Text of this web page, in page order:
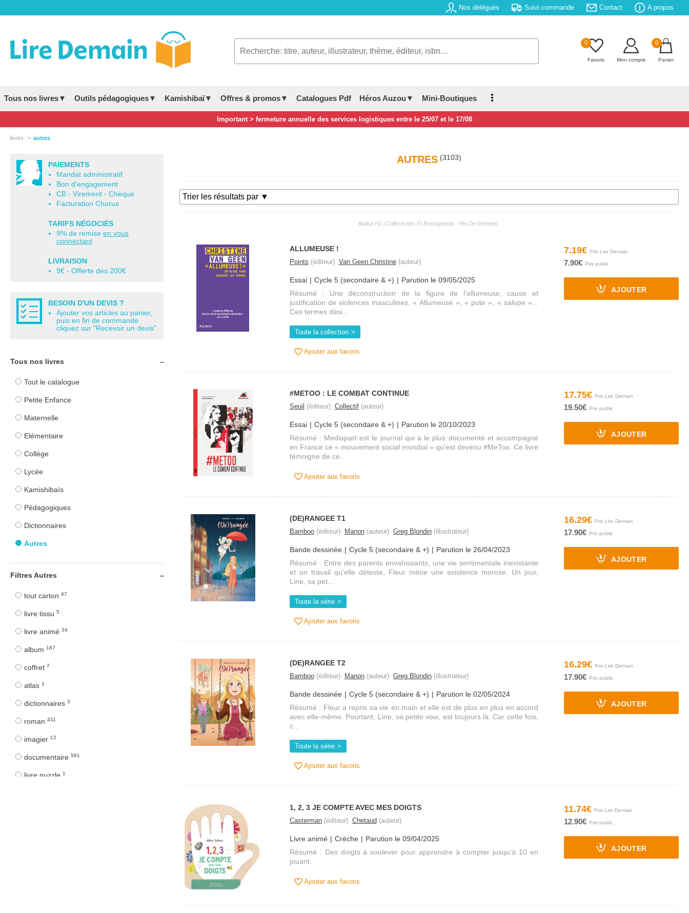
Nos délégués Suivi commande Contact A propos
0
Favoris Mon compte
0
Panier
Tous nos livres▼ Outils pédagogiques▼ Kamishibaï▼ Offres & promos▼ Catalogues Pdf Héros Auzou▼ Mini-Boutiques
Important > fermeture annuelle des services logistiques entre le 25/07 et le 17/08
livres autres
PAIEMENTS
Mandat administratif
Bon d'engagement
CB - Virement - Chèque
Facturation Chorus
TARIFS NÉGOCIÉS
9% de remise en vous
connectant
LIVRAISON
9€ - Offerte dès 200€
BESOIN D'UN DEVIS ?
Ajouter vos articles au panier,
puis en fin de commande
cliquez sur "Recevoir un devis"
Tous nos livres
Tout le catalogue
Petite Enfance
Maternelle
Elémentaire
Collège
Lycée
Kamishibaïs
Pédagogiques
Dictionnaires
Autres
Filtres Autres
tout carton 47
livre tissu 5
livre animé 34
album 187
coffret 7
atlas 1
dictionnaires 3
roman 411
imagier 12
documentaire 561
livre puzzle 1
AUTRES (3103)
Balise H2 (collectivités Et Enseignants : 9% De Remise).
ALLUMEUSE !
Points (éditeur) Van Geen Christine(auteur)
Essai Cycle 5 (secondaire & +)
Parution le 09/05/2025
Résumé : Une déconstruction de la figure de l'allumeuse, cause et
justification de violences masculines. « Allumeuse », « pute », « salope »...
Ces termes dési...
Toute la collection
Ajouter aux favoris
7.19€
7.90€
AJOUTER
#METOO : LE COMBAT CONTINUE
Seuil (éditeur) Collectif(auteur)
Essai Cycle 5 (secondaire & +)
Parution le 20/10/2023
Résumé : Mediapart est le journal qui a le plus documenté et accompagné
en France ce « mouvement social mondial » qu'est devenu #MeToo. Ce livre
témoigne de ce...
Ajouter aux favoris
17.75€
19.50€
AJOUTER
(DE)RANGEE T1
Bamboo(éditeur) Manon(auteur) Greg Blondin(illustrateur)
Bande dessinée Cycle 5 (secondaire & +)
Parution le 26/04/2023
Résumé : Entre des parents envahissants, une vie sentimentale inexistante
et un travail qu'elle déteste, Fleur mène une existence morose. Un jour,
Line, sa pet...
Toute la série
Ajouter aux favoris
16.29€
17.90€
AJOUTER
(DE)RANGEE T2
Bamboo(éditeur) Manon(auteur) Greg Blondin(illustrateur)
Bande dessinée Cycle 5 (secondaire & +)
Parution le 02/05/2024
Résumé : Fleur a repris sa vie en main et elle est de plus en plus en accord
avec elle-même. Pourtant, Line, sa petite voix, est toujours là. Car cette fois,
c...
Toute la série
Ajouter aux favoris
16.29€
17.90€
AJOUTER
1, 2, 3 JE COMPTE AVEC MES DOIGTS
Casterman(éditeur) Chetaud (auteur)
Livre animé Crèche
Parution le 09/04/2025
Résumé : Des doigts à soulever pour apprendre à compter jusqu'à 10 en
jouant.
Ajouter aux favoris
11.74€
12.90€
AJOUTER